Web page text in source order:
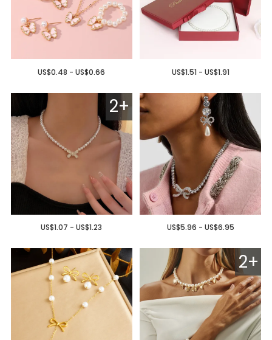
US$1.51 - US$1.91
US$0.48 - US$0.66
US$5.96 - US$6.95
2+
US$1.07 - US$1.23
2+